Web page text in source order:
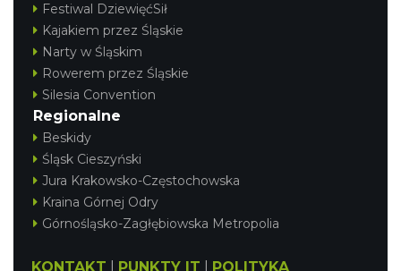
Festiwal DziewięćSił
Kajakiem przez Śląskie
Narty w Śląskim
Rowerem przez Śląskie
Silesia Convention
Regionalne
Beskidy
Śląsk Cieszyński
Jura Krakowsko-Częstochowska
Kraina Górnej Odry
Górnośląsko-Zagłębiowska Metropolia
KONTAKT PUNKTY IT
POLITYKA